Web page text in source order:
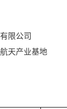
限公司
天产业基地